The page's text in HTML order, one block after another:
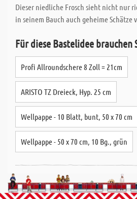
Dieser niedliche Frosch sieht nicht nur
in seinem Bauch auch geheime Schätze
Für diese Bastelidee brauchen
Profi Allroundschere 8 Zoll = 21cm
ARISTO TZ Dreieck, Hyp. 25 cm
Wellpappe - 10 Blatt, bunt, 50 x 70 cm
Wellpappe - 50 x 70 cm, 10 Bg., grün